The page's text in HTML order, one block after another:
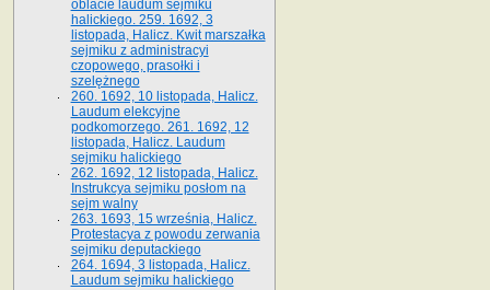
oblacie laudum sejmiku
halickiego. 259. 1692, 3
listopada, Halicz. Kwit marszałka
sejmiku z administracyi
czopowego, prasołki i
szelężnego
260. 1692, 10 listopada, Halicz.
Laudum elekcyjne
podkomorzego. 261. 1692, 12
listopada, Halicz. Laudum
sejmiku halickiego
262. 1692, 12 listopada, Halicz.
Instrukcya sejmiku posłom na
sejm walny
263. 1693, 15 września, Halicz.
Protestacya z powodu zerwania
sejmiku deputackiego
264. 1694, 3 listopada, Halicz.
Laudum sejmiku halickiego